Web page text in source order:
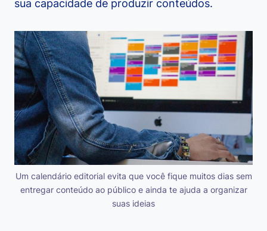
sua capacidade de produzir conteúdos.
Um calendário editorial evita que você fique muitos dias sem
entregar conteúdo ao público e ainda te ajuda a organizar
suas ideias